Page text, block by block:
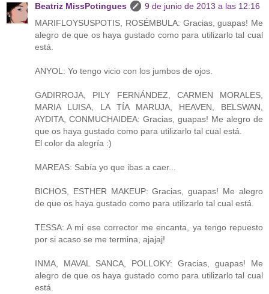
Beatriz MissPotingues
9 de junio de 2013 a las 12:16
MARIFLOYSUSPOTIS, ROSÉMBULA: Gracias, guapas! Me
alegro de que os haya gustado como para utilizarlo tal cual
está.
ANYOL: Yo tengo vicio con los jumbos de ojos.
GADIRROJA, PILY FERNÁNDEZ, CARMEN MORALES,
MARIA LUISA, LA TÍA MARUJA, HEAVEN, BELSWAN,
AYDITA, CONMUCHAIDEA: Gracias, guapas! Me alegro de
que os haya gustado como para utilizarlo tal cual está.
El color da alegría :)
MAREAS: Sabía yo que ibas a caer...
BICHOS, ESTHER MAKEUP: Gracias, guapas! Me alegro
de que os haya gustado como para utilizarlo tal cual está.
TESSA: A mi ese corrector me encanta, ya tengo repuesto
por si acaso se me termina, ajajaj!
INMA, MAVAL SANCA, POLLOKY: Gracias, guapas! Me
alegro de que os haya gustado como para utilizarlo tal cual
está.